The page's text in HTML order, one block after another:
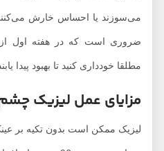
می‌سوزند یا احساس خارش می‌کنند،
ضروری است که در هفته اول از
مطلقا خودداری کنید تا بهبود پیدا یابند.
مزایای عمل لیزیک چشم
لیزیک ممکن است بدون تکیه بر عینک و